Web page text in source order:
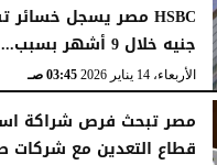
جنيه خلال 9 أشهر بسبب...
الأربعاء، 14 يناير 2026 03:45 صـ
مصر تبحث فرص شراكة
قطاع التعدين مع شركات